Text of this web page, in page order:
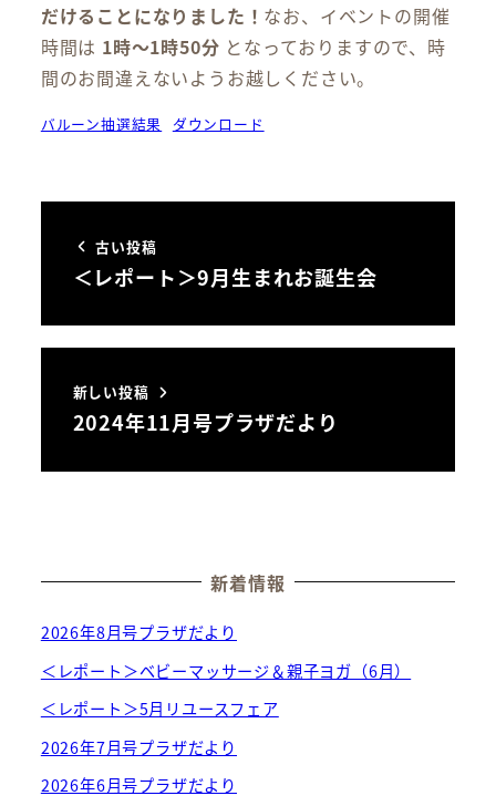
だけることになりました！ なお、イベントの開催
時間は 1時～1時50分 となっておりますので、時
間のお間違えないようお越しください。
バルーン抽選結果 ダウンロード
古い投稿
＜レポート＞9月生まれお誕生会
新しい投稿
2024年11月号プラザだより
新着情報
2026年8月号プラザだより
＜レポート＞ベビーマッサージ＆親子ヨガ（6月）
＜レポート＞5月リユースフェア
2026年7月号プラザだより
2026年6月号プラザだより